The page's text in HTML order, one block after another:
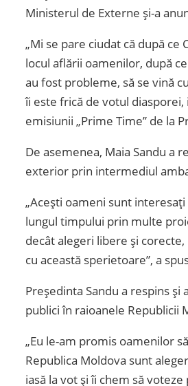
Ministerul de Externe și-a
„Mi se pare ciudat că după ce
locul aflării oamenilor, după
au fost probleme, să se vină
îi este frică de votul diasporei,
emisiunii „Prime Time” de la
De asemenea, Maia Sandu a
exterior prin intermediul
„Acești oameni sunt
lungul timpului prin multe
decât alegeri libere și
cu această sperietoare”, a
Președinta Sandu a respins
publici în raioanele Republicii
„Eu le-am promis oamenilor
Republica Moldova sunt
iasă la vot și îi chem să